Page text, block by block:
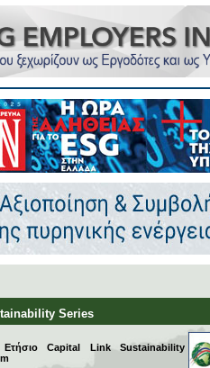
Series
Capital Link Sustainability